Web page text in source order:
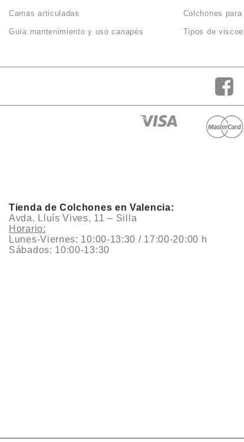
Camas articuladas
Guía mantenimiento y uso canapés
Colchones
Tipos de
Tienda de Colchones en Valencia:
Avda. Lluís Vives, 11 – Silla
Horario:
Lunes-Viernes: 10:00-13:30 / 17:00-20:00 h
Sábados: 10:00-13:30